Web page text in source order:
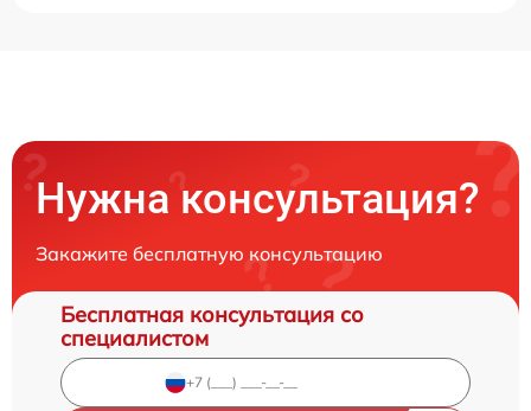
Нужна консультация?
Закажите бесплатную консультацию
Бесплатная консультация со
специалистом